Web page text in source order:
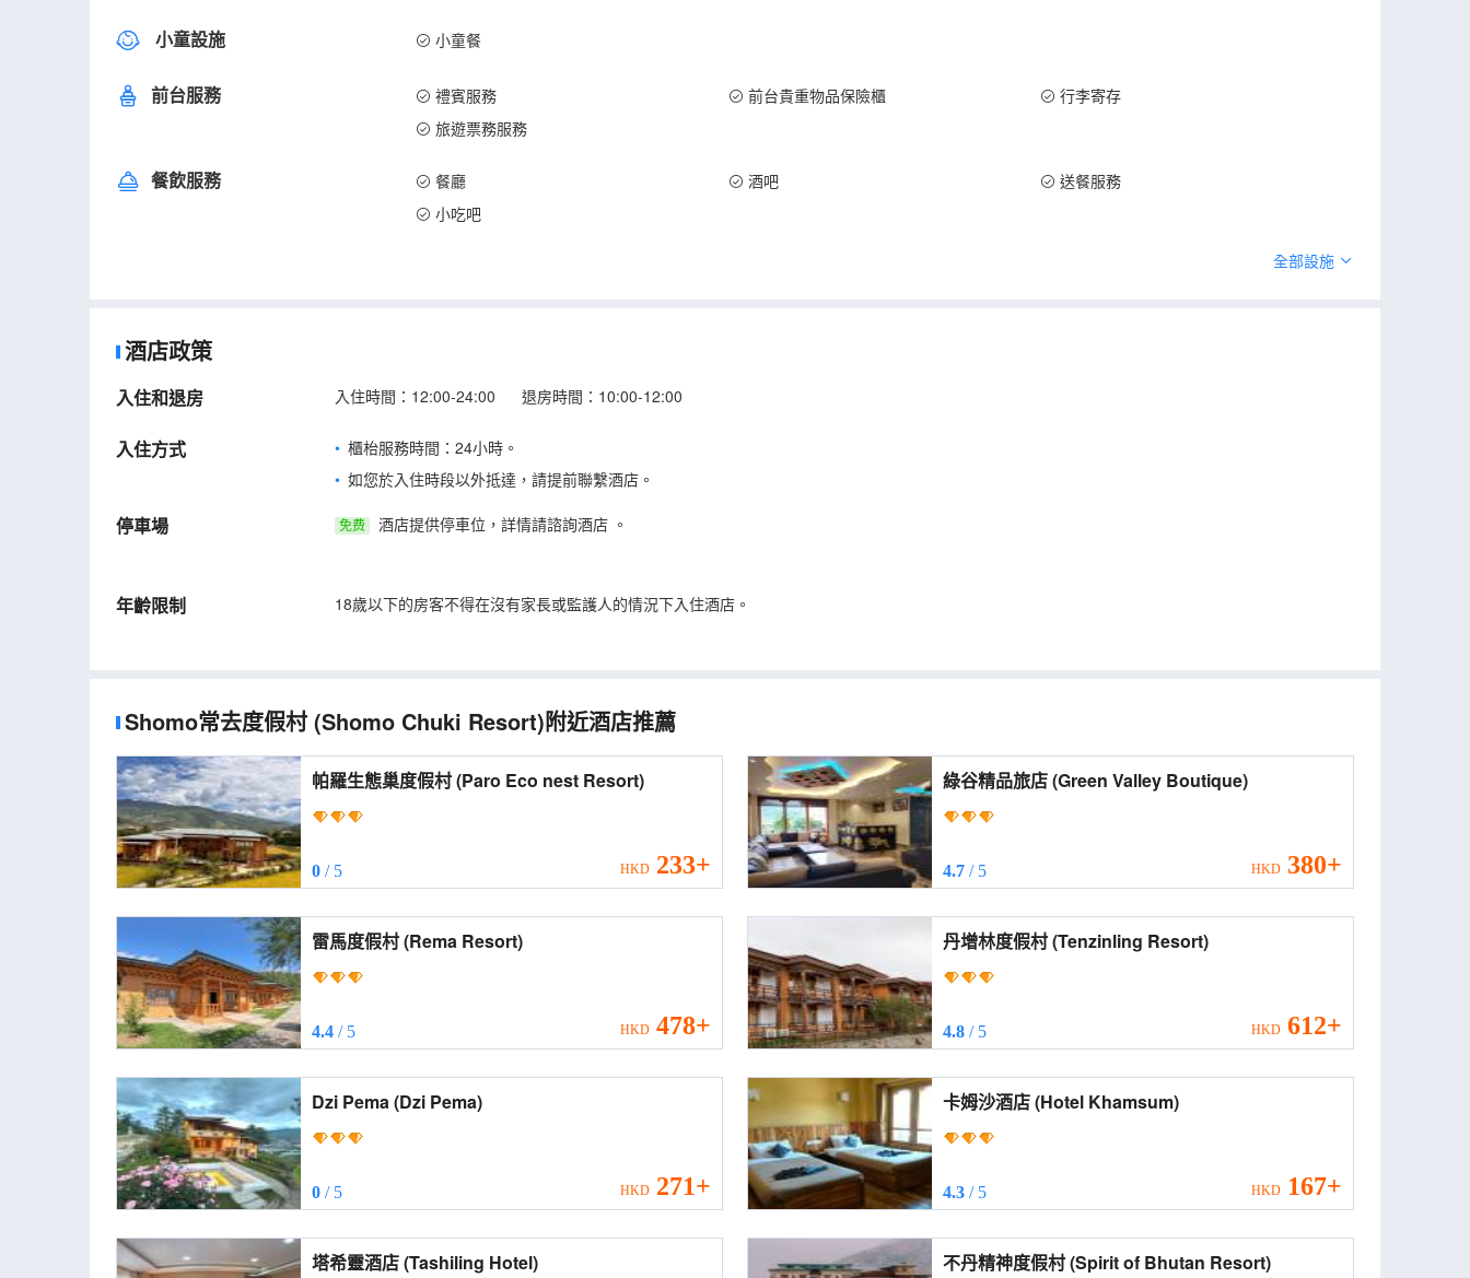
小童設施 小童餐
前台服務 禮賓服務 前台貴重物品保險櫃
行李寄存
旅遊票務服務
餐飲服務 餐廳 酒吧
送餐服務
小吃吧
全部設施
酒店政策
入住和退房 入住時間：12:00-24:00 退房時間：10:00-12:00
入住方式
櫃枱服務時間：24小時。
如您於入住時段以外抵達，請提前聯繫酒店。
停車場 免费 酒店提供停車位，詳情請諮詢酒店 。
年齡限制 18歲以下的房客不得在沒有家長或監護人的情況下入住酒店。
Shomo常去度假村(Shomo Chuki Resort)附近酒店推薦
帕羅生態巢度假村 (Paro Eco nest Resort)
0 / 5 HKD 233+
綠谷精品旅店 (Green Valley Boutique)
4.7/ 5 HKD 380+
雷馬度假村 (Rema Resort)
4.4 / 5 HKD 478+
丹增林度假村 (Tenzinling Resort)
4.8/ 5 HKD 612+
Dzi Pema (Dzi Pema)
0 / 5 HKD 271+
卡姆沙酒店 (Hotel Khamsum)
4.3/ 5 HKD 167+
塔希靈酒店 (Tashiling Hotel) 不丹精神度假村 (Spirit of Bhutan Resort)